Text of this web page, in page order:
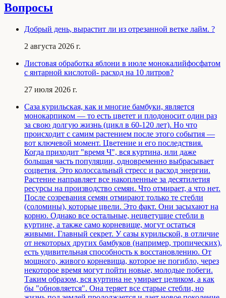
Вопросы
Добрый день, вырастит ли из отрезанной ветке лайм. ?
2 августа 2026 г.
Листовая обработка яблони в июле монокалийфосфатом
с янтарной кислотой- расход на 10 литров?
27 июля 2026 г.
Саза курильская, как и многие бамбуки, является
монокарпиком — то есть цветет и плодоносит один раз
за свою долгую жизнь (цикл в 60-120 лет). Но что
происходит с самим растением после этого события —
вот ключевой момент. Цветение и его последствия.
Когда приходит "время Ч", вся куртина, или даже
большая часть популяции, одновременно выбрасывает
соцветия. Это колоссальный стресс и расход энергии.
Растение направляет все накопленные за десятилетия
ресурсы на производство семян. Что отмирает, а что нет.
После созревания семян отмирают только те стебли
(соломины), которые цвели. Это факт. Они засыхают на
корню. Однако все остальные, нецветущие стебли в
куртине, а также само корневище, могут остаться
живыми. Главный секрет. У сазы курильской, в отличие
от некоторых других бамбуков (например, тропических),
есть удивительная способность к восстановлению. От
мощного, живого корневища, которое не погибло, через
некоторое время могут пойти новые, молодые побеги.
Таким образом, вся куртина не умирает целиком, а как
бы "обновляется". Она теряет все старые стебли, но